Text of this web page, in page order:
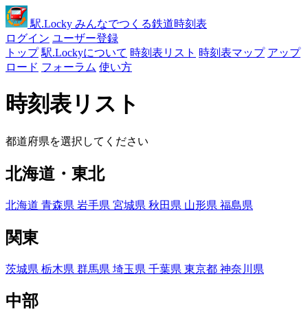
駅.Locky みんなでつくる鉄道時刻表
ログイン ユーザー登録
トップ 駅.Lockyについて 時刻表リスト 時刻表マップ アップ
ロード フォーラム 使い方
時刻表リスト
都道府県を選択してください
北海道・東北
北海道 青森県 岩手県 宮城県 秋田県 山形県 福島県
関東
茨城県 栃木県 群馬県 埼玉県 千葉県 東京都 神奈川県
中部